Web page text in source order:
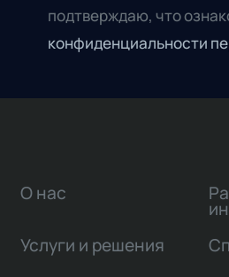
подтверждаю, что
конфиденциальности
О нас
Услуги и решения